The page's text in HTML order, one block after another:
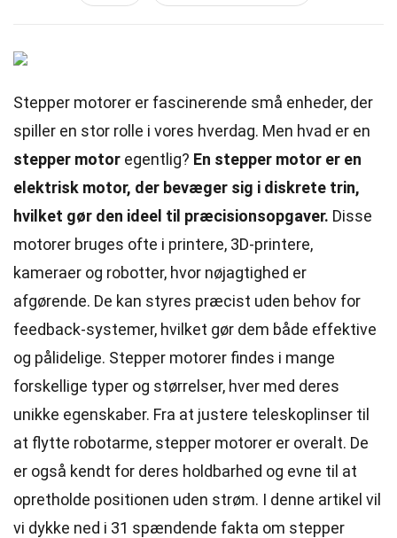
Stepper motorer er fascinerende små enheder, der
spiller en stor rolle i vores hverdag. Men hvad er en
stepper motor egentlig? En stepper motor er en
elektrisk motor, der bevæger sig i diskrete trin,
hvilket gør den ideel til præcisionsopgaver. Disse
motorer bruges ofte i printere, 3D-printere,
kameraer og robotter, hvor nøjagtighed er
afgørende. De kan styres præcist uden behov for
feedback-systemer, hvilket gør dem både effektive
og pålidelige. Stepper motorer findes i mange
forskellige typer og størrelser, hver med deres
unikke egenskaber. Fra at justere teleskoplinser til
at flytte robotarme, stepper motorer er overalt. De
er også kendt for deres holdbarhed og evne til at
opretholde positionen uden strøm. I denne artikel vil
vi dykke ned i 31 spændende fakta om stepper